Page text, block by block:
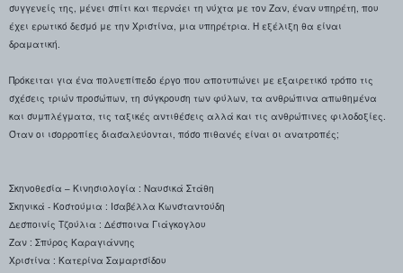
συγγενείς της, μένει σπίτι και περνάει τη νύχτα με τον Ζαν, έναν υπηρέτη, που
έχει ερωτικό δεσμό με την Χριστίνα, μια υπηρέτρια. Η εξέλιξη θα είναι
δραματική.
Πρόκειται για ένα πολυεπίπεδο έργο που αποτυπώνει με εξαιρετικό τρόπο τις
σχέσεις τριών προσώπων, τη σύγκρουση των φύλων, τα ανθρώπινα απωθημένα
και συμπλέγματα, τις ταξικές αντιθέσεις αλλά και τις ανθρώπινες φιλοδοξίες.
Όταν οι ισορροπίες διασαλεύονται, πόσο πιθανές είναι οι ανατροπές;
Σκηνοθεσία – Κινησιολογία : Ναυσικά Στάθη
Σκηνικά - Κοστούμια : Ισαβέλλα Κωνσταντούδη
Δεσποινίς Τζούλια : Δέσποινα Γιάγκογλου
Ζαν : Σπύρος Καραγιάννης
Χριστίνα : Κατερίνα Σαμαρτσίδου